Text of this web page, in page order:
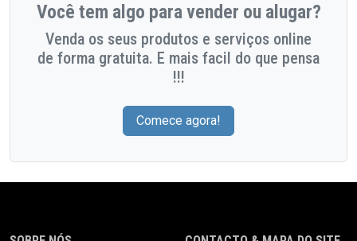
Você tem algo para vender ou alugar?
Venda os seus produtos e serviços online
de forma gratuita. E mais facil do que pensa
!!!
Comece agora!